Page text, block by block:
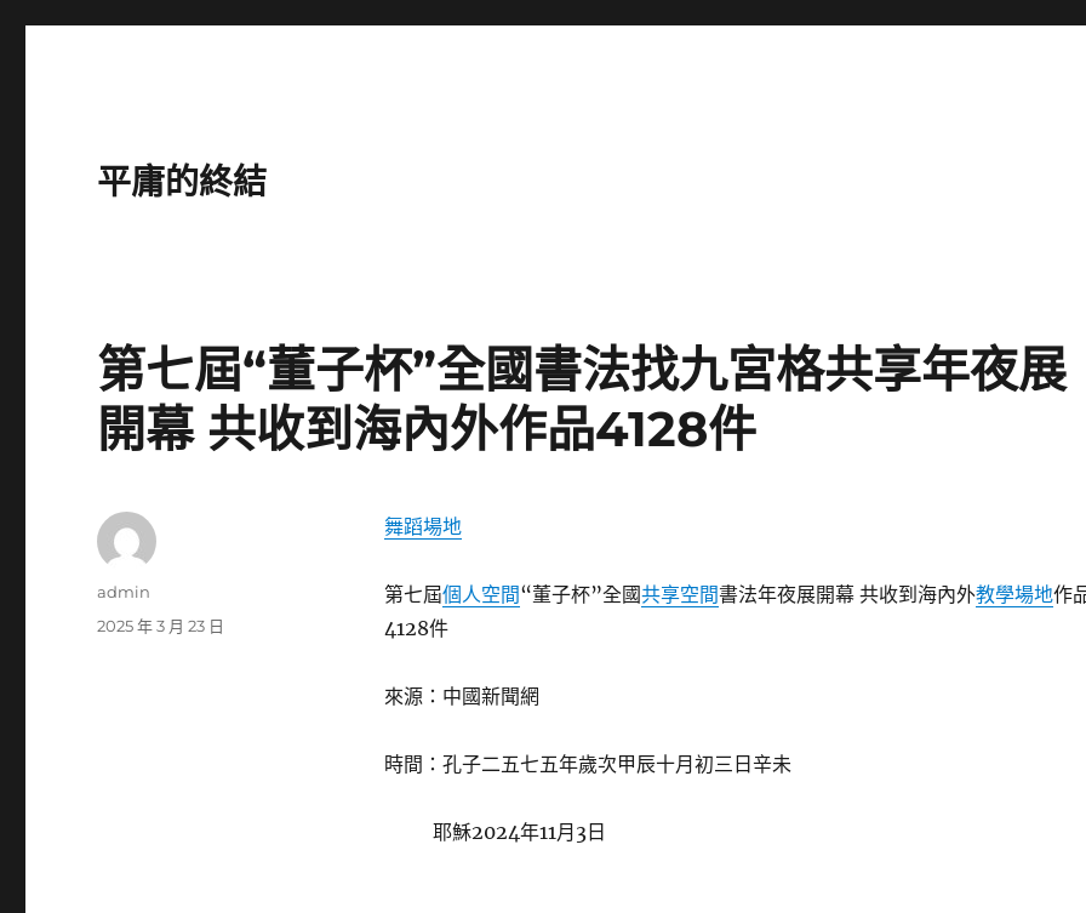
平庸的終結
第七屆“董子杯”全國書法找九宮格共享年夜展
開幕 共收到海內外作品4128件
舞蹈場地
第七屆個人空間“董子杯”全國共享空間書法年夜展開幕 共收到海內外教學場地作
4128件
來源：中國新聞網
時間：孔子二五七五年歲次甲辰十月初三日辛未
耶穌2024年11月3日
作
admin
發
2025 年 3 月 23 日